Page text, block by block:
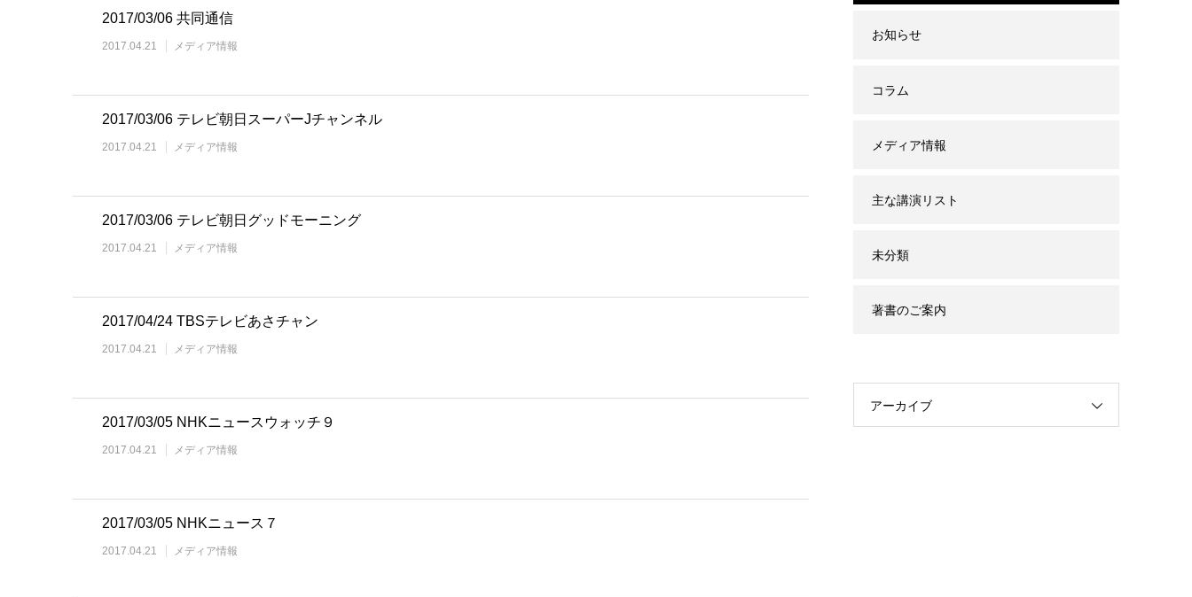
2017/03/06 共同通信
2017.04.21 メディア情報
2017/03/06 テレビ朝日スーパーJチャンネル
2017.04.21 メディア情報
2017/03/06 テレビ朝日グッドモーニング
2017.04.21 メディア情報
2017/04/24 TBSテレビあさチャン
2017.04.21 メディア情報
2017/03/05 NHKニュースウォッチ９
2017.04.21 メディア情報
2017/03/05 NHKニュース７
2017.04.21 メディア情報
お知らせ
コラム
メディア情報
主な講演リスト
未分類
著書のご案内
アーカイブ